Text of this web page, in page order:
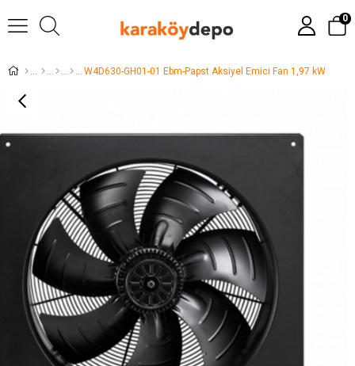
0
W4D630-GH01-01 Ebm-Papst Aksiyel Emici Fan 1,97 kW